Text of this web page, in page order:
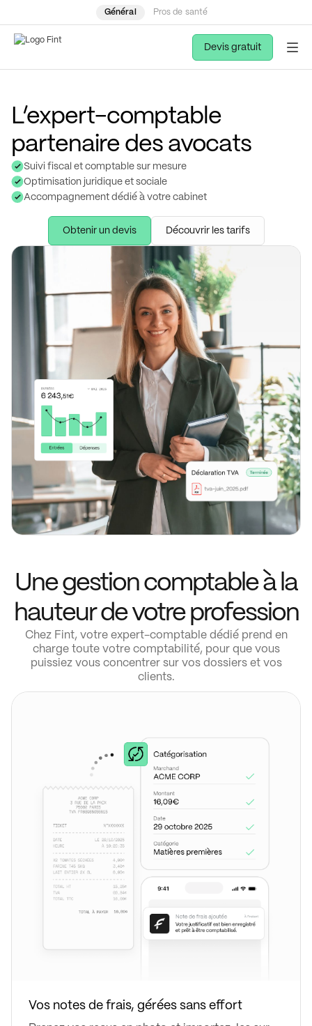
Général Pros de santé
Devis gratuit
L’expert-comptable
partenaire des avocats
Suivi fiscal et comptable sur mesure
Optimisation juridique et sociale
Accompagnement dédié à votre cabinet
Obtenir un devis Découvrir les tarifs
Une gestion comptable à la
hauteur de votre profession
Chez Fint, votre expert-comptable dédié prend en
charge toute votre comptabilité, pour que vous
puissiez vous concentrer sur vos dossiers et vos
clients.
Vos notes de frais, gérées sans effort